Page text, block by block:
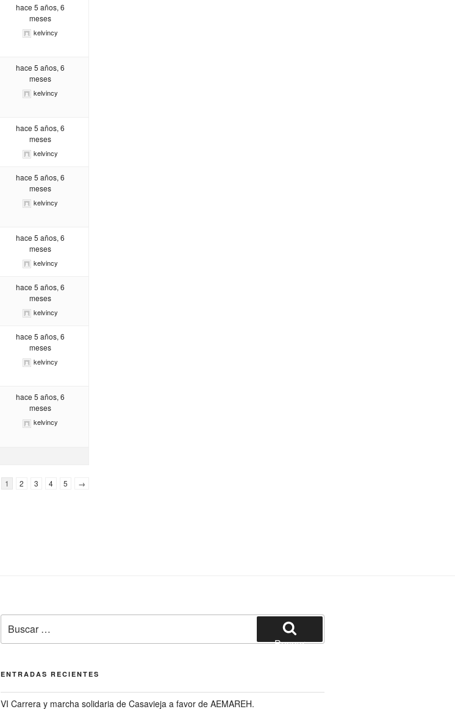
hace 5 años, 6
meses
kelvincy
hace 5 años, 6
meses
kelvincy
hace 5 años, 6
meses
kelvincy
hace 5 años, 6
meses
kelvincy
hace 5 años, 6
meses
kelvincy
hace 5 años, 6
meses
kelvincy
hace 5 años, 6
meses
kelvincy
hace 5 años, 6
meses
kelvincy
1 2 3 4 5 →
por:
Buscar
ENTRADAS RECIENTES
VI Carrera y marcha solidaria de Casavieja a favor de AEMAREH.